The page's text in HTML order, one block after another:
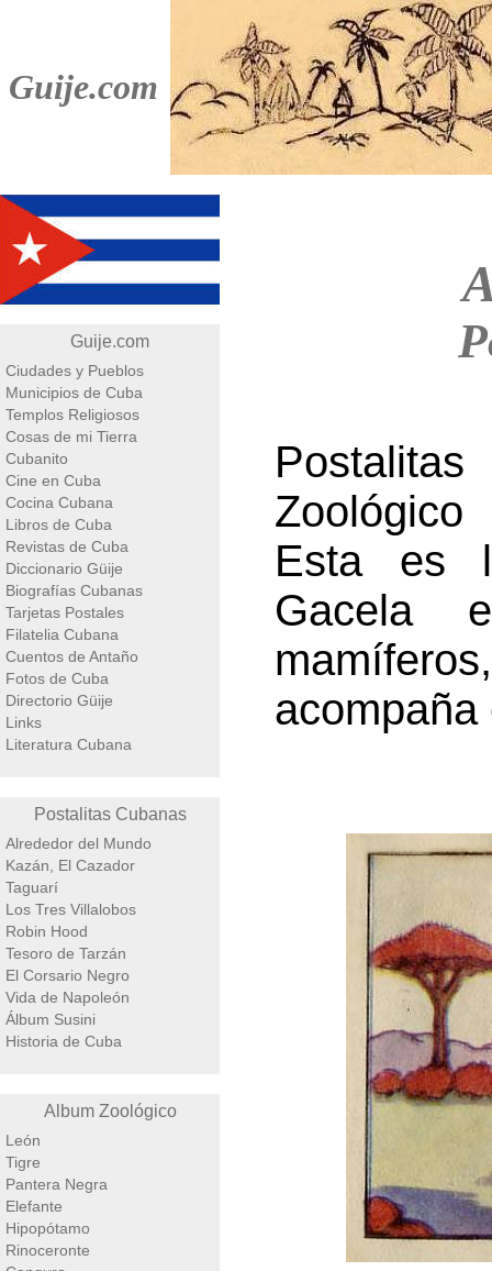
Guije.com
Guije.com
Ciudades y Pueblos
Municipios de Cuba
Templos Religiosos
Cosas de mi Tierra
Cubanito
Cine en Cuba
Cocina Cubana
Libros de Cuba
Revistas de Cuba
Diccionario Güije
Biografías Cubanas
Tarjetas Postales
Filatelia Cubana
Cuentos de Antaño
Fotos de Cuba
Directorio Güije
Links
Literatura Cubana
Postalitas Cubanas
Alrededor del Mundo
Kazán, El Cazador
Taguarí
Los Tres Villalobos
Robin Hood
Tesoro de Tarzán
El Corsario Negro
Vida de Napoleón
Álbum Susini
Historia de Cuba
Album Zoológico
León
Tigre
Pantera Negra
Elefante
Hipopótamo
Rinoceronte
Esta es
Gacela